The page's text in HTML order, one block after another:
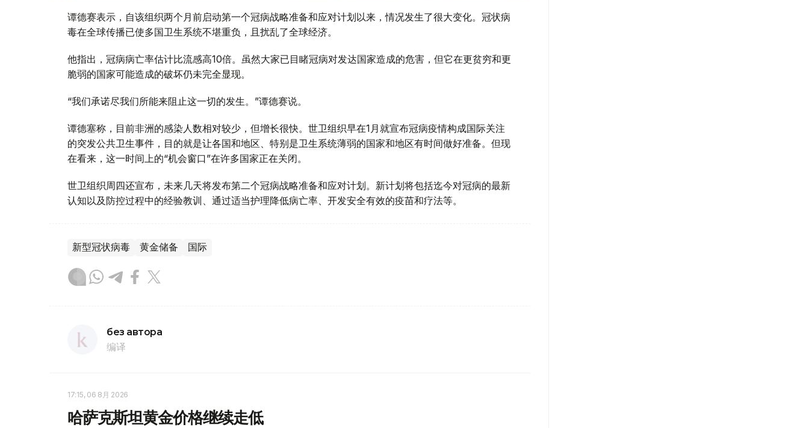
谭德赛表示，自该组织两个月前启动第一个冠病战略准备和应对计划以来，情况发生了很大变化。冠状病
毒在全球传播已使多国卫生系统不堪重负，且扰乱了全球经济。
他指出，冠病病亡率估计比流感高10倍。虽然大家已目睹冠病对发达国家造成的危害，但它在更贫穷和更
脆弱的国家可能造成的破坏仍未完全显现。
“我们承诺尽我们所能来阻止这一切的发生。”谭德赛说。
谭德塞称，目前非洲的感染人数相对较少，但增长很快。世卫组织早在1月就宣布冠病疫情构成国际关注
的突发公共卫生事件，目的就是让各国和地区、特别是卫生系统薄弱的国家和地区有时间做好准备。但现
在看来，这一时间上的“机会窗口”在许多国家正在关闭。
世卫组织周四还宣布，未来几天将发布第二个冠病战略准备和应对计划。新计划将包括迄今对冠病的最新
认知以及防控过程中的经验教训、通过适当护理降低病亡率、开发安全有效的疫苗和疗法等。
新型冠状病毒 黄金储备 国际
без автора
编译
17:15, 06 8月 2026
哈萨克斯坦黄金价格继续走低